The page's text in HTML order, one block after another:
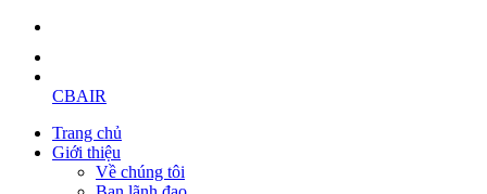
CBAIR
Trang chủ
Giới thiệu
Về chúng tôi